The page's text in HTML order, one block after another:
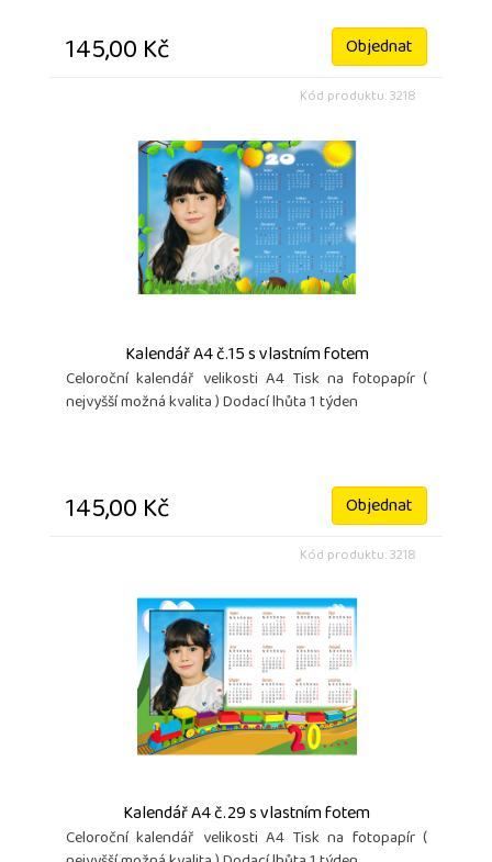
145,00 Kč Objednat
Kód produktu: 3218
Kalendář A4 č.15 s vlastním fotem
Celoroční kalendář velikosti A4 Tisk na fotopapír (
nejvyšší možná kvalita ) Dodací lhůta 1 týden
145,00 Kč Objednat
Kód produktu: 3218
Kalendář A4 č.29 s vlastním fotem
Celoroční kalendář velikosti A4 Tisk na fotopapír (